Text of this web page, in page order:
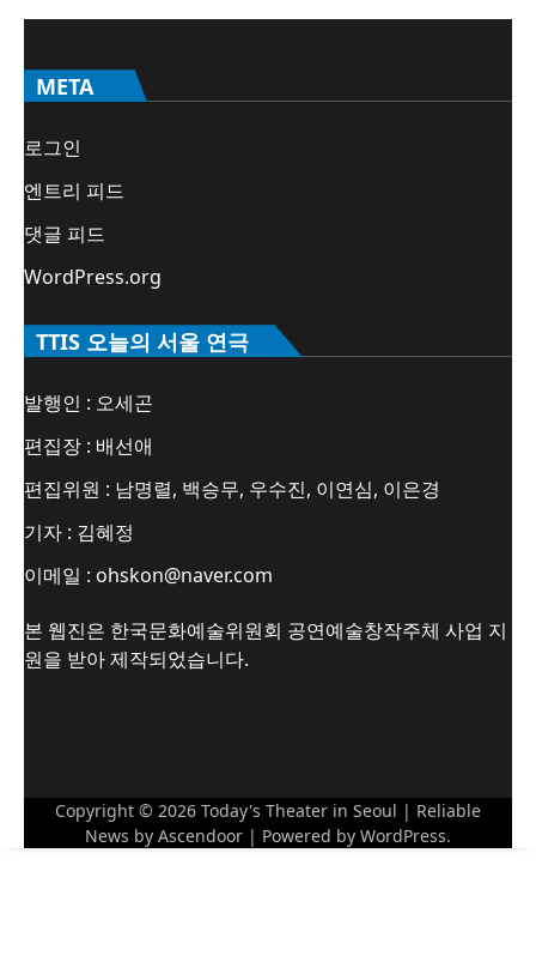
META
로그인
엔트리 피드
댓글 피드
WordPress.org
TTIS 오늘의 서울 연극
발행인 : 오세곤
편집장 : 배선애
편집위원 : 남명렬, 백승무, 우수진, 이연심, 이은경
기자 : 김혜정
이메일 : ohskon@naver.com
본 웹진은 한국문화예술위원회 공연예술창작주체 사업 지
원을 받아 제작되었습니다.
Copyright © 2026 Today's Theater in Seoul | Reliable
News by Ascendoor | Powered by WordPress.